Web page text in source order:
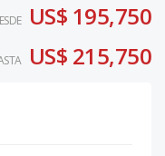
US$ 195,750
US$ 215,750